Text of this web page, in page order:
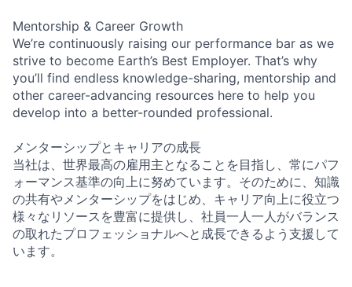
Mentorship & Career Growth
We’re continuously raising our performance bar as we
strive to become Earth’s Best Employer. That’s why
you’ll find endless knowledge-sharing, mentorship and
other career-advancing resources here to help you
develop into a better-rounded professional.
メンターシップとキャリアの成長
当社は、世界最高の雇用主となることを目指し、常にパフ
ォーマンス基準の向上に努めています。そのために、知識
の共有やメンターシップをはじめ、キャリア向上に役立つ
様々なリソースを豊富に提供し、社員一人一人がバランス
の取れたプロフェッショナルへと成長できるよう支援して
います。